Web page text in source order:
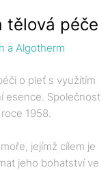
tělová péče
a Algotherm
o pleť s využítím
esence. Společnost
1958.
jejímž cílem je
jeho bohatství ve